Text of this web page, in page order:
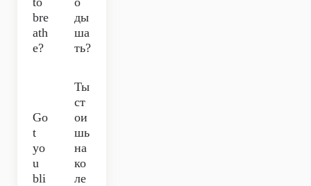
bre
ath
e?
ды
ша
ть?
Go
t
yo
u
bli
Ты
ст
ои
шь
на
ко
ле